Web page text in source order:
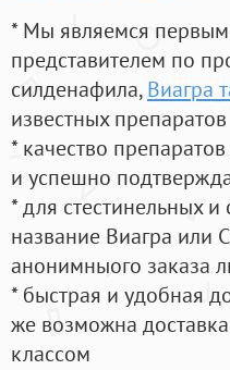
* Мы являемся
представителем по
силденафила, Виагра
известных препаратов
* качество
и успешно
* для стестинельных
название Виагра или
анонимныого заказа
* быстрая и удобная
же возможна
классом